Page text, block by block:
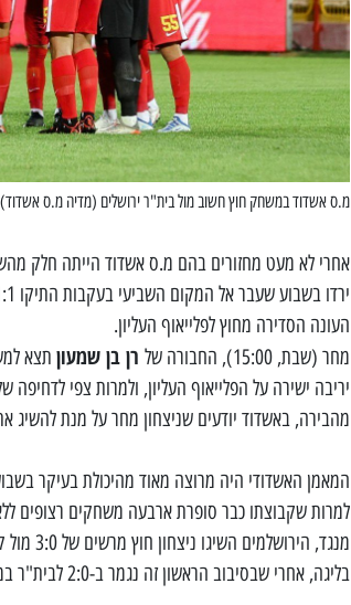
מ.ס אשדוד במשחק חוץ חשוב מול בית"ר ירושלים (מדיה מ.ס אשדוד)
אחרי לא מעט מחזורים בהם מ.ס אשדוד הייתה חלק
העונה הסדירה מחוץ לפלייאוף העליון.
מחר (שבת, 15:00), החבורה של
רן בן שמעון תצא
מהבירה, באשדוד יודעים שניצחון מחר על מנת
המאמן האשדודי היה מרוצה מאוד מהיכולת בעיקר
למרות שקבוצתו כבר סופרת ארבעה משחקים רצופים
מנגד,
בליגה, אחרי שבסיבוב הראשון זה נגמר ב-2:0 לבית"ר במשחק שהתקיים באצטדיון היא'.